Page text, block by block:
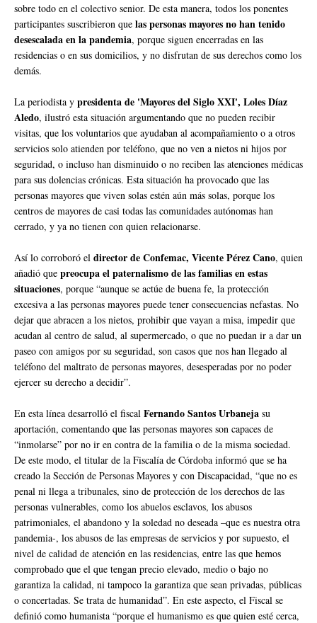
sobre todo en el colectivo senior. De esta manera, todos los ponentes
participantes suscribieron que las personas mayores no han tenido
desescalada en la pandemia, porque siguen encerradas en las
residencias o en sus domicilios, y no disfrutan de sus derechos como los
demás.
La periodista y presidenta de 'Mayores del Siglo XXI', Loles Díaz
Aledo, ilustró esta situación argumentando que no pueden recibir
visitas, que los voluntarios que ayudaban al acompañamiento o a otros
servicios solo atienden por teléfono, que no ven a nietos ni hijos por
seguridad, o incluso han disminuido o no reciben las atenciones médicas
para sus dolencias crónicas. Esta situación ha provocado que las
personas mayores que viven solas estén aún más solas, porque los
centros de mayores de casi todas las comunidades autónomas han
cerrado, y ya no tienen con quien relacionarse.
Así lo corroboró el director de Confemac, Vicente Pérez Cano, quien
añadió que preocupa el paternalismo de las familias en estas
situaciones, porque “aunque se actúe de buena fe, la protección
excesiva a las personas mayores puede tener consecuencias nefastas. No
dejar que abracen a los nietos, prohibir que vayan a misa, impedir que
acudan al centro de salud, al supermercado, o que no puedan ir a dar un
paseo con amigos por su seguridad, son casos que nos han llegado al
teléfono del maltrato de personas mayores, desesperadas por no poder
ejercer su derecho a decidir”.
En esta línea desarrolló el fiscal Fernando Santos Urbaneja su
aportación, comentando que las personas mayores son capaces de
“inmolarse” por no ir en contra de la familia o de la misma sociedad.
De este modo, el titular de la Fiscalía de Córdoba informó que se ha
creado la Sección de Personas Mayores y con Discapacidad, “que no es
penal ni llega a tribunales, sino de protección de los derechos de las
personas vulnerables, como los abuelos esclavos, los abusos
patrimoniales, el abandono y la soledad no deseada –que es nuestra otra
pandemia-, los abusos de las empresas de servicios y por supuesto, el
nivel de calidad de atención en las residencias, entre las que hemos
comprobado que el que tengan precio elevado, medio o bajo no
garantiza la calidad, ni tampoco la garantiza que sean privadas, públicas
o concertadas. Se trata de humanidad”. En este aspecto, el Fiscal se
definió como humanista “porque el humanismo es que quien esté cerca,